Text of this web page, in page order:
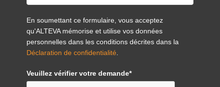
En soumettant ce formulaire, vous acceptez
qu'ALTEVA mémorise et utilise vos données
personnelles dans les conditions décrites dans la
Déclaration de confidentialité.
Veuillez vérifier votre demande*